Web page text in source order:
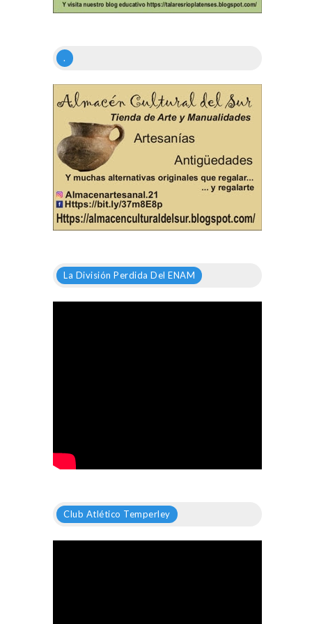
.
La División Perdida Del ENAM
Club Atlético Temperley